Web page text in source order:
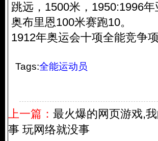
跳远，1500米，1950:1996
奥布里恩100米赛跑10。
1912年奥运会十项全能竞争
Tags:全能运动员
上一篇： 最火爆的网页游戏,
事 玩网络就没事